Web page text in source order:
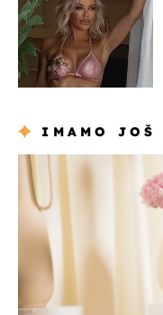
IMAMO JOŠ
moda & ljepota